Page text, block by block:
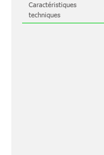
Caractéristiques
techniques